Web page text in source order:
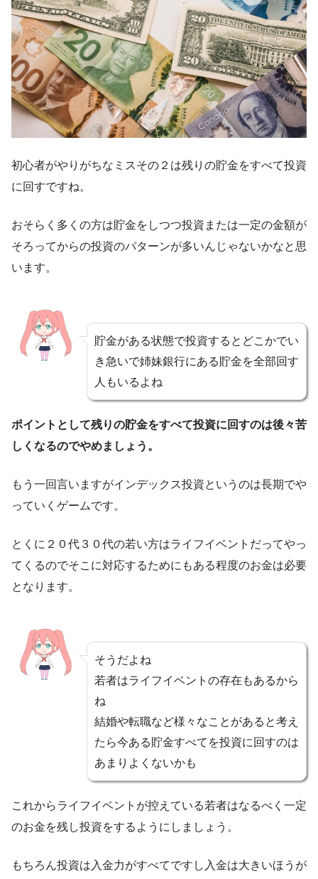
初心者がやりがちなミスその２は残りの貯金をすべて投資
に回すですね。
おそらく多くの方は貯金をしつつ投資または一定の金額が
そろってからの投資のパターンが多いんじゃないかなと思
います。
貯金がある状態で投資するとどこかでい
き急いで姉妹銀行にある貯金を全部回す
人もいるよね
ポイントとして残りの貯金をすべて投資に回すのは後々苦
しくなるのでやめましょう。
もう一回言いますがインデックス投資というのは長期でや
っていくゲームです。
とくに２０代３０代の若い方はライフイベントだってやっ
てくるのでそこに対応するためにもある程度のお金は必要
となります。
そうだよね
若者はライフイベントの存在もあるから
ね
結婚や転職など様々なことがあると考え
たら今ある貯金すべてを投資に回すのは
あまりよくないかも
これからライフイベントが控えている若者はなるべく一定
のお金を残し投資をするようにしましょう。
もちろん投資は入金力がすべてですし入金は大きいほうが